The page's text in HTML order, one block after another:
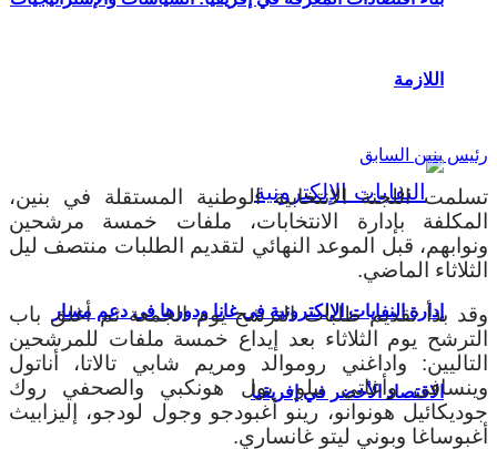
اللازمة
إدارة النفايات الإلكترونية في غانا ودورها في دعم مسار
الاقتصاد الأخضر في إفريقيا
رئيس بنين السابق
تسلمت اللجنة الانتخابية الوطنية المستقلة في بنين،
المكلفة بإدارة الانتخابات، ملفات خمسة مرشحين
ونوابهم، قبل الموعد النهائي لتقديم الطلبات منتصف ليل
الثلاثاء الماضي.
وقد بدأ تقديم طلبات الترشح يوم الجمعة ثم أغلق باب
الترشح يوم الثلاثاء بعد إيداع خمسة ملفات للمرشحين
التاليين: واداغني روموالد ومريم شابي تالاتا، أناتول
وينسافي وأغاتي بيلو، بول هونكبي والصحفي روك
جوديكائيل هونوانو، رينو أغبودجو وجول لودجو، إليزابيث
أغبوساغا وبوني ليتو غانساري.